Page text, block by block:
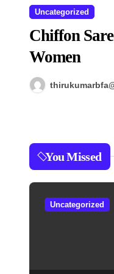
Uncategorized
Chiffon
Women
You Missed
Uncategorized